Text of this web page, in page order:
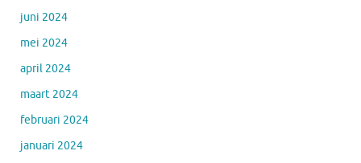
juni 2024
mei 2024
april 2024
maart 2024
februari 2024
januari 2024